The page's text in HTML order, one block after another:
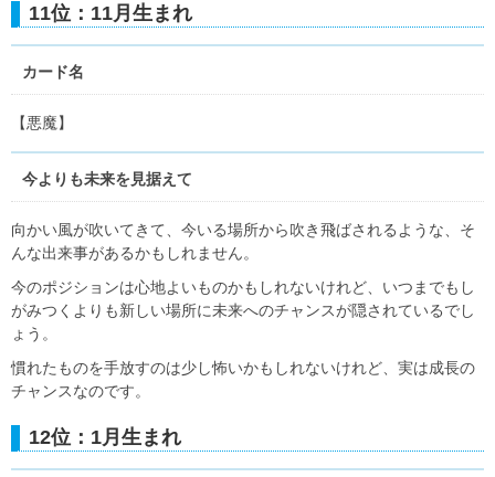
11位：11月生まれ
カード名
【悪魔】
今よりも未来を見据えて
向かい風が吹いてきて、今いる場所から吹き飛ばされるような、そ
んな出来事があるかもしれません。
今のポジションは心地よいものかもしれないけれど、いつまでもし
がみつくよりも新しい場所に未来へのチャンスが隠されているでし
ょう。
慣れたものを手放すのは少し怖いかもしれないけれど、実は成長の
チャンスなのです。
12位：1月生まれ